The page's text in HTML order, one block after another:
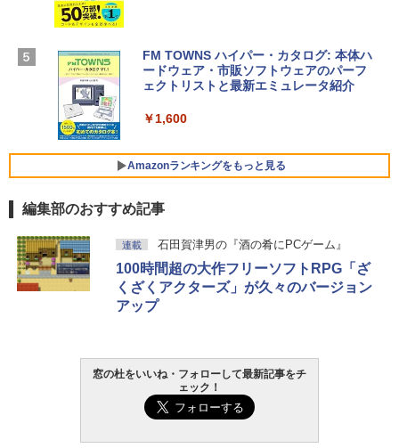
SSD インテル Core 5
￥129,800
Core i5/16GB/SSD 512GB/ホワイト) FM
VWK3E15W_AZ
￥139,880
Windows版 | Minecraft (マインクラフ
ト): Java & Bedrock Edition | オンライ
FM TOWNS ハイパー・カタログ: 本体ハ
ードウェア・市販ソフトウェアのパーフ
ェクトリストと最新エミュレータ紹介
￥1,600
Amazonランキングをもっと見る
Amazon Kindle Paperwhite (16GB) 7イ
ンチディスプレイ、色調調節ライト、12
週間持続バッテリー、広告なし、ブラッ
ク
￥22,980
Amazon Kindle - 目に優しい、かさばら
ない、大きな画面で読みやすい、6週間持
続バッテリー、6インチディスプレイ電子
書籍リーダー、ブラック、16GB、広告な
編集部のおすすめ記事
連載 石田賀津男の『酒の肴にPCゲーム』
100時間超の大作フリーソフトRPG「ざ
くざくアクターズ」が久々のバージョン
アップ
窓の杜をいいね・フォローして最新記事をチ
ェック！